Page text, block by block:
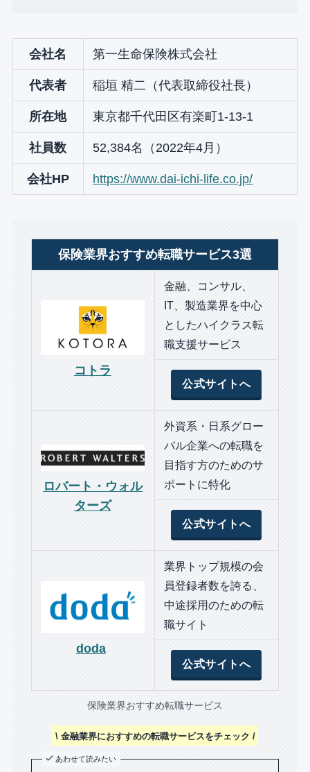
会社名 第一生命保険株式会社
代表者 稲垣 精二（代表取締役社長）
所在地 東京都千代田区有楽町1-13-1
社員数 52,384名（2022年4月）
会社HP https://www.dai-ichi-life.co.jp/
保険業界おすすめ転職サービス3選
コトラ
金融、コンサル、
IT、製造業界を中心
としたハイクラス転
職支援サービス
公式サイトへ
ロバート・ウォル
ターズ
外資系・日系グロー
バル企業への転職を
目指す方のためのサ
ポートに特化
公式サイトへ
doda
業界トップ規模の会
員登録者数を誇る、
中途採用のための転
職サイト
公式サイトへ
保険業界おすすめ転職サービス
\ 金融業界におすすめの転職サービスをチェック /
あわせて読みたい